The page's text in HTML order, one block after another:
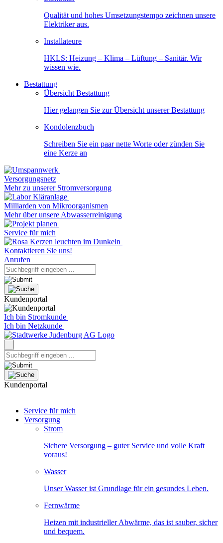
Qualität und hohes Umsetzungstempo zeichnen unsere
Elektriker aus.
Installateure
HKLS: Heizung – Klima – Lüftung – Sanitär. Wir
wissen wie.
Bestattung
Übersicht Bestattung
Hier gelangen Sie zur Übersicht unserer Bestattung
Kondolenzbuch
Schreiben Sie ein paar nette Worte oder zünden Sie
eine Kerze an
Versorgungsnetz
Mehr zu unserer Stromversorgung
Milliarden von Mikroorganismen
Mehr über unsere Abwasserreinigung
Service für mich
Kontaktieren Sie uns!
Anrufen
Kundenportal
Ich bin Stromkunde
Ich bin Netzkunde
Kundenportal
Service für mich
Versorgung
Strom
Sichere Versorgung – guter Service und volle Kraft
voraus!
Wasser
Unser Wasser ist Grundlage für ein gesundes Leben.
Fernwärme
Heizen mit industrieller Abwärme, das ist sauber, sicher
und bequem.